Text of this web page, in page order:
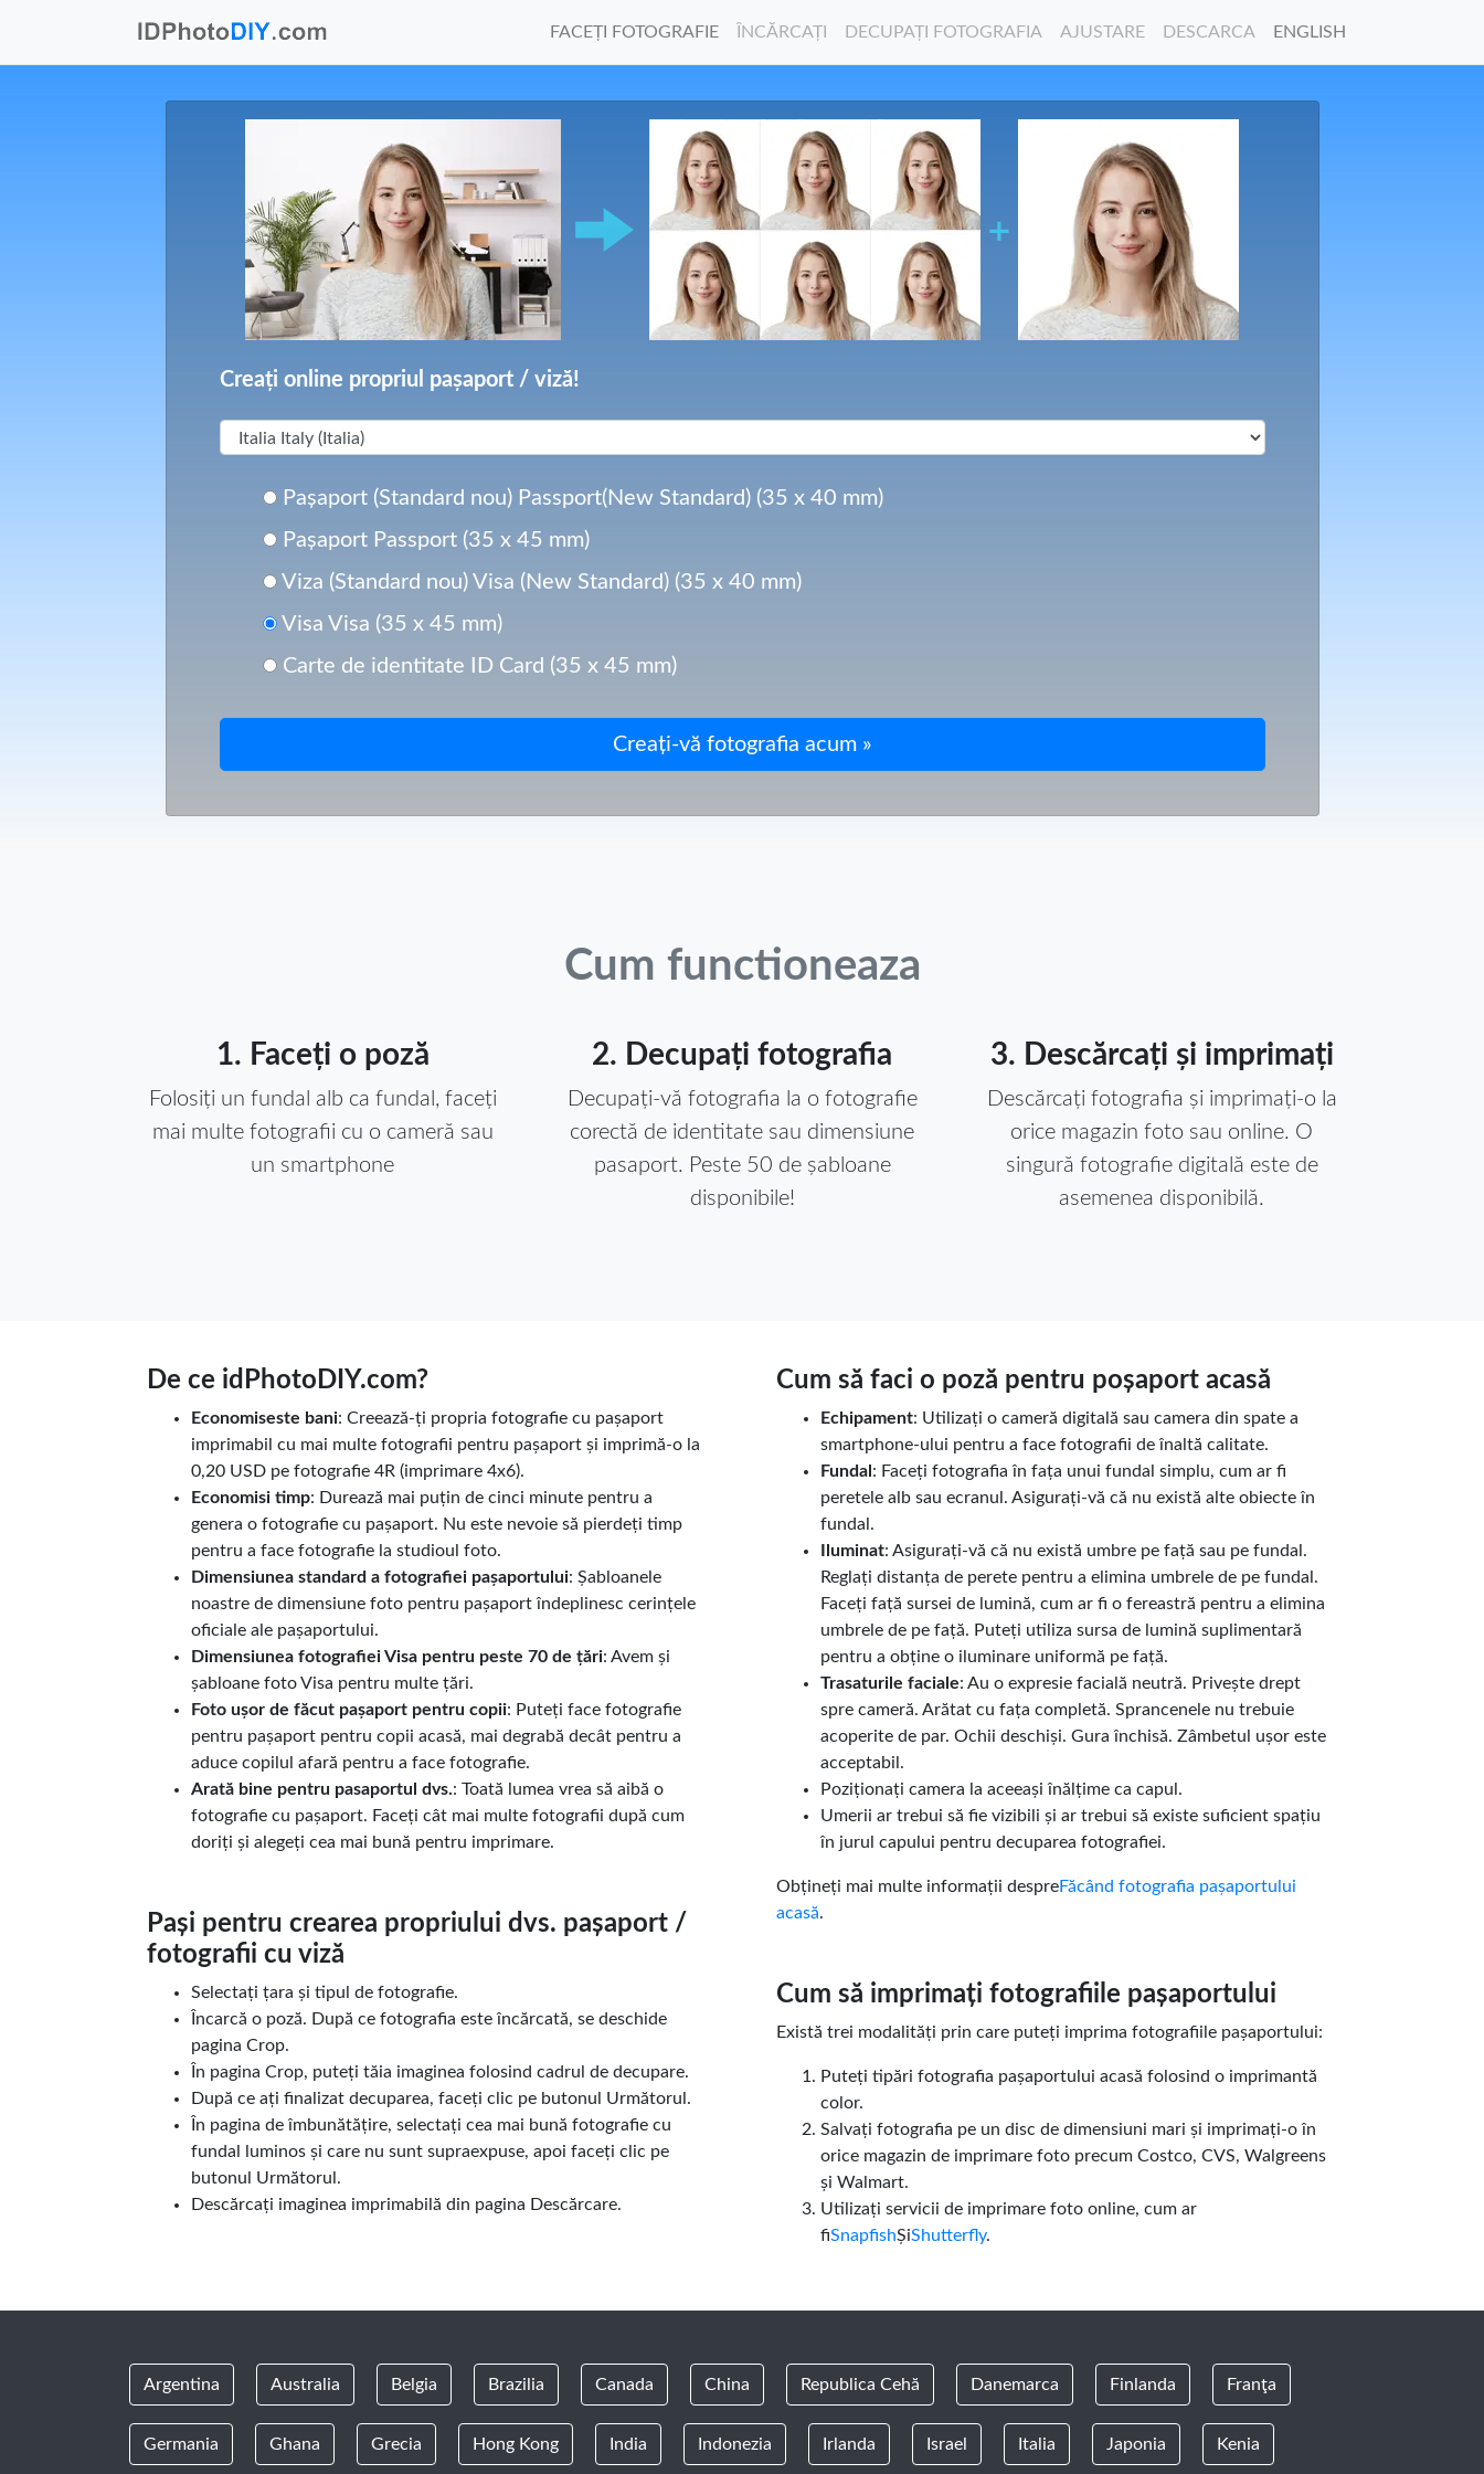
FACEȚI FOTOGRAFIE ÎNCĂRCAȚI DECUPAȚI FOTOGRAFIA AJUSTARE DESCARCA ENGLISH
Creați online propriul pașaport / viză!
Pașaport (Standard nou) Passport(New Standard) (35 x 40 mm)
Pașaport Passport (35 x 45 mm)
Viza (Standard nou) Visa (New Standard) (35 x 40 mm)
Visa Visa (35 x 45 mm)
Carte de identitate ID Card (35 x 45 mm)
Cum functioneaza
1. Faceți o poză
Folosiți un fundal alb ca fundal, faceți
mai multe fotografii cu o cameră sau
un smartphone
2. Decupați fotografia
Decupați-vă fotografia la o fotografie
corectă de identitate sau dimensiune
pasaport. Peste 50 de șabloane
disponibile!
3. Descărcați și imprimați
Descărcați fotografia și imprimați-o la
orice magazin foto sau online. O
singură fotografie digitală este de
asemenea disponibilă.
De ce idPhotoDIY.com?
Economiseste bani: Creează-ți propria fotografie cu pașaport
imprimabil cu mai multe fotografii pentru pașaport și imprimă-o la
0,20 USD pe fotografie 4R (imprimare 4x6).
Economisi timp: Durează mai puțin de cinci minute pentru a
genera o fotografie cu pașaport. Nu este nevoie să pierdeți timp
pentru a face fotografie la studioul foto.
Dimensiunea standard a fotografiei pașaportului: Șabloanele
noastre de dimensiune foto pentru pașaport îndeplinesc cerințele
oficiale ale pașaportului.
Dimensiunea fotografiei Visa pentru peste 70 de țări: Avem și
șabloane foto Visa pentru multe țări.
Foto ușor de făcut pașaport pentru copii: Puteți face fotografie
pentru pașaport pentru copii acasă, mai degrabă decât pentru a
aduce copilul afară pentru a face fotografie.
Arată bine pentru pasaportul dvs.: Toată lumea vrea să aibă o
fotografie cu pașaport. Faceți cât mai multe fotografii după cum
doriți și alegeți cea mai bună pentru imprimare.
Pași pentru crearea propriului dvs. pașaport /
fotografii cu viză
Selectați țara și tipul de fotografie.
Încarcă o poză. După ce fotografia este încărcată, se deschide
pagina Crop.
În pagina Crop, puteți tăia imaginea folosind cadrul de decupare.
După ce ați finalizat decuparea, faceți clic pe butonul Următorul.
În pagina de îmbunătățire, selectați cea mai bună fotografie cu
fundal luminos și care nu sunt supraexpuse, apoi faceți clic pe
butonul Următorul.
Descărcați imaginea imprimabilă din pagina Descărcare.
Cum să faci o poză pentru poșaport acasă
Echipament: Utilizați o cameră digitală sau camera din spate a
smartphone-ului pentru a face fotografii de înaltă calitate.
Fundal : Faceți fotografia în fața unui fundal simplu, cum ar fi
peretele alb sau ecranul. Asigurați-vă că nu există alte obiecte în
fundal.
Iluminat: Asigurați-vă că nu există umbre pe față sau pe fundal.
Reglați distanța de perete pentru a elimina umbrele de pe fundal.
Faceți față sursei de lumină, cum ar fi o fereastră pentru a elimina
umbrele de pe față. Puteți utiliza sursa de lumină suplimentară
pentru a obține o iluminare uniformă pe față.
Trasaturile faciale: Au o expresie facială neutră. Privește drept
spre cameră. Arătat cu fața completă. Sprancenele nu trebuie
acoperite de par. Ochii deschiși. Gura închisă. Zâmbetul ușor este
acceptabil.
Poziționați camera la aceeași înălțime ca capul.
Umerii ar trebui să fie vizibili și ar trebui să existe suficient spațiu
în jurul capului pentru decuparea fotografiei.
Obțineți mai multe informații despreFăcând fotografia pașaportului
acasă.
Cum să imprimați fotografiile pașaportului
Există trei modalități prin care puteți imprima fotografiile pașaportului:
Puteți tipări fotografia pașaportului acasă folosind o imprimantă
color.
Salvați fotografia pe un disc de dimensiuni mari și imprimați-o în
orice magazin de imprimare foto precum Costco, CVS, Walgreens
și Walmart.
Utilizați servicii de imprimare foto online, cum ar
fiSnapfishȘiShutterfly.
Argentina Australia Belgia Brazilia Canada China Republica Cehă Danemarca Finlanda Franţa
Germania Ghana Grecia Hong Kong India Indonezia Irlanda Israel Italia Japonia Kenia